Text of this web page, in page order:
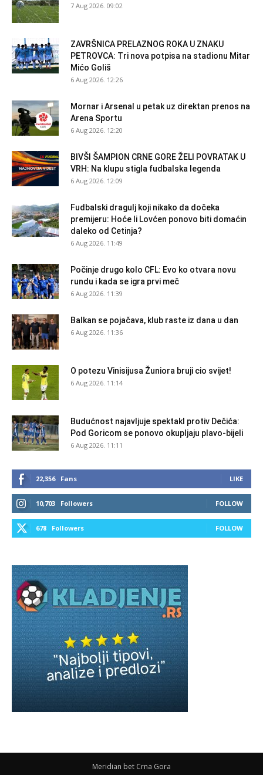
7 Aug 2026. 09:02
ZAVRŠNICA PRELAZNOG ROKA U ZNAKU
PETROVCA: Tri nova potpisa na stadionu Mitar
Mićo Goliš
6 Aug 2026. 12:26
Mornar i Arsenal u petak uz direktan prenos na
Arena Sportu
6 Aug 2026. 12:20
BIVŠI ŠAMPION CRNE GORE ŽELI POVRATAK U
VRH: Na klupu stigla fudbalska legenda
6 Aug 2026. 12:09
Fudbalski dragulj koji nikako da dočeka
premijeru: Hoće li Lovćen ponovo biti domaćin
daleko od Cetinja?
6 Aug 2026. 11:49
Počinje drugo kolo CFL: Evo ko otvara novu
rundu i kada se igra prvi meč
6 Aug 2026. 11:39
Balkan se pojačava, klub raste iz dana u dan
6 Aug 2026. 11:36
O potezu Vinisijusa Žuniora bruji cio svijet!
6 Aug 2026. 11:14
Budućnost najavljuje spektakl protiv Dečića:
Pod Goricom se ponovo okupljaju plavo-bijeli
6 Aug 2026. 11:11
22,356 Fans LIKE
10,703 Followers FOLLOW
678 Followers FOLLOW
Meridian bet Crna Gora